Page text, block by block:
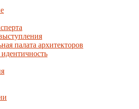
палата архитекторов